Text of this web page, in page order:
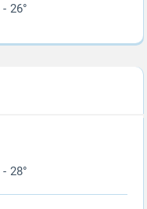
- 26°
- 28°